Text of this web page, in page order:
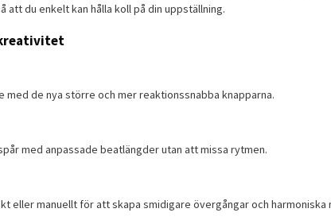
att du enkelt kan hålla koll på din uppställning.
med de nya större och mer reaktionssnabba knapparna.
med anpassade beatlängder utan att missa rytmen.
eller manuellt för att skapa smidigare övergångar och harmoniska